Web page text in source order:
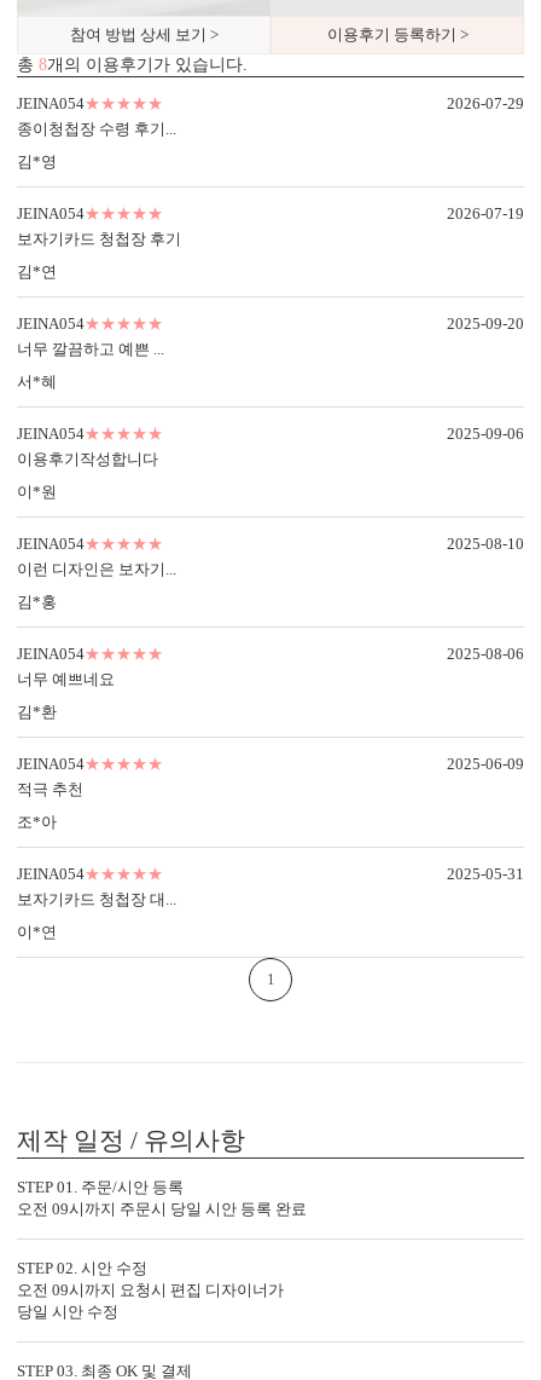
참여 방법 상세 보기 >
이용후기 등록하기 >
총 8개의 이용후기가 있습니다.
JEINA054★★★★★
종이청첩장 수령 후기...
김*영
2026-07-29
JEINA054★★★★★
보자기카드 청첩장 후기
김*연
2026-07-19
JEINA054★★★★★
너무 깔끔하고 예쁜 ...
서*혜
2025-09-20
JEINA054★★★★★
이용후기작성합니다
이*원
2025-09-06
JEINA054★★★★★
이런 디자인은 보자기...
김*홍
2025-08-10
JEINA054★★★★★
너무 예쁘네요
김*환
2025-08-06
JEINA054★★★★★
적극 추천
조*아
2025-06-09
JEINA054★★★★★
보자기카드 청첩장 대...
이*연
2025-05-31
1
제작 일정 / 유의사항
STEP 01. 주문/시안 등록
오전 09시까지 주문시 당일 시안 등록 완료
STEP 02. 시안 수정
오전 09시까지 요청시 편집 디자이너가
당일 시안 수정
STEP 03. 최종 OK 및 결제